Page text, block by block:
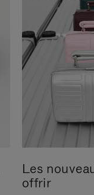
Les
offrir